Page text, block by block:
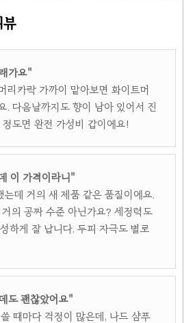
뷰
가요"
리카락 가까이 맡아보면 화이트머
. 다음날까지도 향이 남아 있어서 진
도면 완전 가성비 갑이에요!
이 가격이라니"
는데 거의 새 제품 같은 품질이에요.
의 공짜 수준 아닌가요? 세정력도
하게 잘 납니다. 두피 자극도 별로
도 괜찮았어요"
때마다 걱정이 많은데, 나드 샴푸